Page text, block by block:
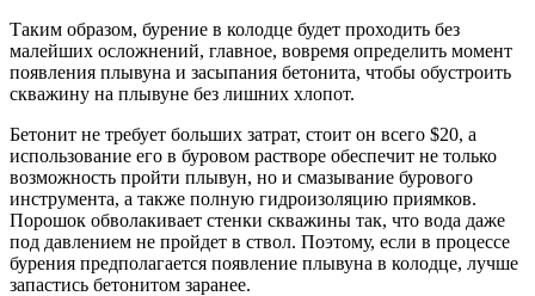
Таким образом, бурение в колодце будет проходить без
малейших осложнений, главное, вовремя определить момент
появления плывуна и засыпания бетонита, чтобы обустроить
скважину на плывуне без лишних хлопот.
Бетонит не требует больших затрат, стоит он всего $20, а
использование его в буровом растворе обеспечит не только
возможность пройти плывун, но и смазывание бурового
инструмента, а также полную гидроизоляцию приямков.
Порошок обволакивает стенки скважины так, что вода даже
под давлением не пройдет в ствол. Поэтому, если в процессе
бурения предполагается появление плывуна в колодце, лучше
запастись бетонитом заранее.